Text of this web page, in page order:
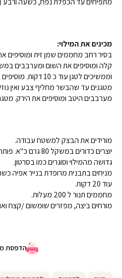
מכינים את המילוי:
בסיר רחב מחממים שמן זית
קלה ומוסיפים את השום ומערבבים
וממשיכים לטגן עוד כ
מטגנים עד שהבשר מחליף צבע ואין
מערבבים היטב ומוסיפים את הירק.
מורידים את הבצק למשטח עבודה.
יוצרים כדורים
גדושה מהמילוי וסוגרים כמו בסרטון.
מניחים בתבנית מרופדת בנייר אפיה
עוד 20 דקות.
מחממים תנור ל 200 מעלות.
מורחים ביצה, מפזרים שומשום /קצח
הדפסת